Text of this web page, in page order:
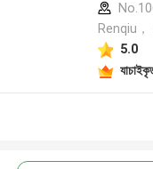
Renqiu，
5.0